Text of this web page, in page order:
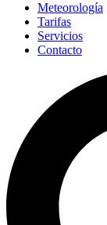
Meteorología
Tarifas
Servicios
Contacto